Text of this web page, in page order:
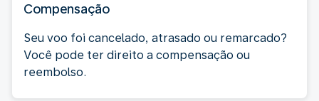
Compensação
Seu voo foi cancelado, atrasado ou remarcado?
Você pode ter direito a compensação ou
reembolso.